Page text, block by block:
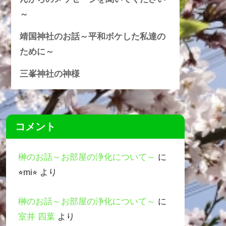
～
靖国神社のお話～平和ボケした私達の
ために～
三峯神社の神様
コメント
榊のお話～お部屋の浄化について～ に
⭐︎mi⭐︎ より
榊のお話～お部屋の浄化について～ に
室井 四葉 より